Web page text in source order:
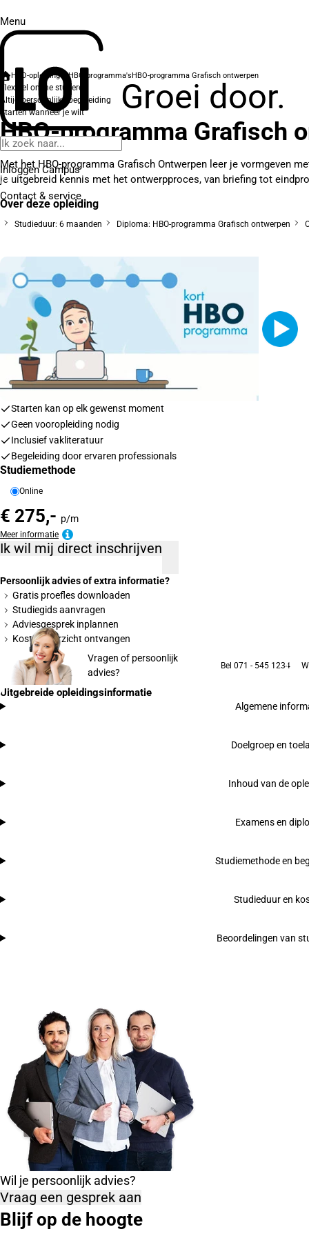
Menu
Groei door.
Inloggen Campus
Contact & service
HBO-opleidingenHBO-programma'sHBO-programma Grafisch ontwerpen
Flexibel online studeren
Altijd persoonlijke begeleiding
Starten wanneer je wilt
HBO-programma Grafisch
Met het HBO-programma Grafisch Ontwerpen leer je vormgeven
je uitgebreid kennis met het ontwerpproces, van briefing tot
Over deze opleiding
Studieduur: 6 maanden Diploma: HBO-programma Grafisch ontwerpen
Starten kan op elk gewenst moment
Geen vooropleiding nodig
Inclusief vakliteratuur
Begeleiding door ervaren professionals
Studiemethode
Online
€ 275,- p/m
Meer informatie
Ik wil mij direct inschrijven
Persoonlijk advies of extra informatie?
Gratis proefles downloaden
Studiegids aanvragen
Adviesgesprek inplannen
Kostenoverzicht ontvangen
Vragen of persoonlijk
advies?
Bel 071 - 545 1234
Uitgebreide opleidingsinformatie
Algemene
Doelgroep en
Inhoud van de
Examens en
Studiemethode en
Studieduur en
Beoordelingen van
Wil je persoonlijk advies?
Vraag een gesprek aan
Blijf op de hoogte